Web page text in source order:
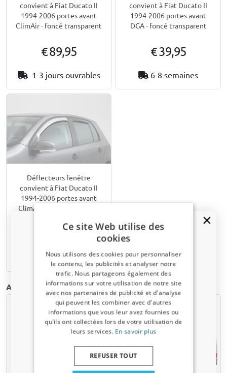
convient à Fiat Ducato II
1994-2006 portes avant
ClimAir - foncé transparent
€ 89,95
1-3 jours ouvrables
convient à Fiat Ducato II
1994-2006 portes avant
DGA - foncé transparent
€ 39,95
6-8 semaines
Déflecteurs fenêtre
convient à Fiat Ducato II
1994-2006 portes avant
ClimAir - clair transparent
€ 89,95
6-8 semaines
Autres produits pour Fiat Ducato II | 1994-2006
Ce site Web utilise des
cookies
Nous utilisons des cookies pour personnaliser
le contenu, les publicités et analyser notre
trafic. Nous partageons également des
informations sur votre utilisation de notre site
avec nos partenaires de publicité et d'analyse
qui peuvent les combiner avec d'autres
informations que vous leur avez fournies ou
qu'ils ont collectées lors de votre utilisation de
leurs services. En savoir plus
REFUSER TOUT
Un code de réduction de 5 % ?
Inscrivez-vous dès maintenant à notre
newsletter et profitez-en ! Votre code promo est
valable 3 jours.